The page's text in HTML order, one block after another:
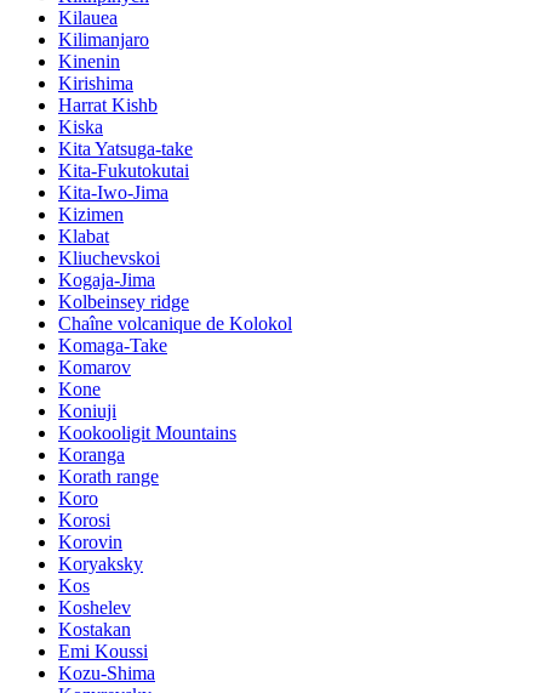
Kilauea
Kilimanjaro
Kinenin
Kirishima
Harrat Kishb
Kiska
Kita Yatsuga-take
Kita-Fukutokutai
Kita-Iwo-Jima
Kizimen
Klabat
Kliuchevskoi
Kogaja-Jima
Kolbeinsey ridge
Chaîne volcanique de Kolokol
Komaga-Take
Komarov
Kone
Koniuji
Kookooligit Mountains
Koranga
Korath range
Koro
Korosi
Korovin
Koryaksky
Kos
Koshelev
Kostakan
Emi Koussi
Kozu-Shima